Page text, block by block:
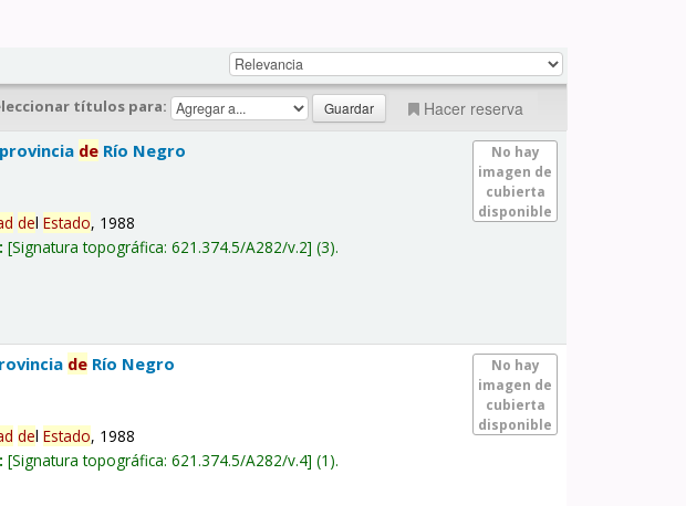
títulos para: Hacer reserva
No hay
imagen de
cubierta
disponible
de Río Negro
delEstado, 1988
Signatura topográfica:621.374.5/A282/v.2 (3).
No hay
imagen de
cubierta
disponible
de Río Negro
delEstado, 1988
Signatura topográfica:621.374.5/A282/v.4 (1).